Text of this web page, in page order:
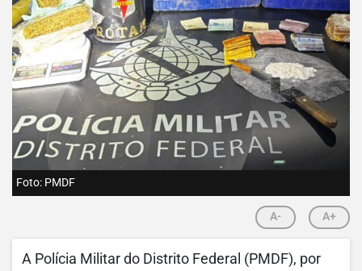
Foto: PMDF
A- A+
A Polícia Militar do Distrito Federal (PMDF), por